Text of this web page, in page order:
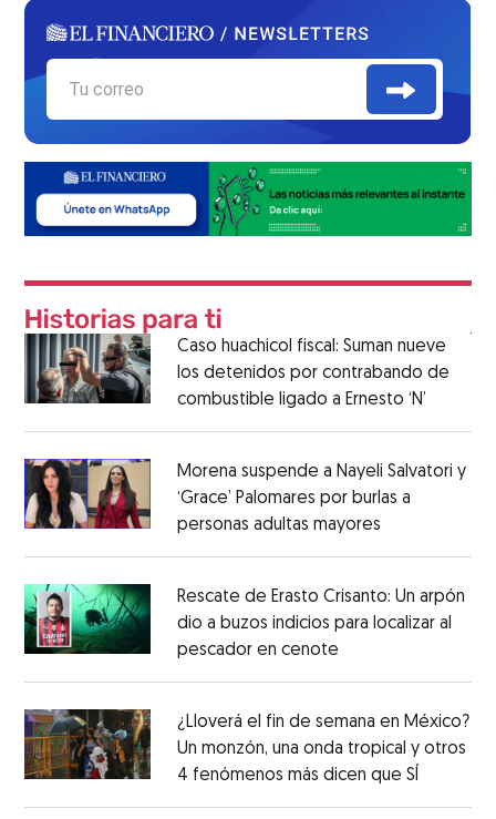
Caso huachicol fiscal: Suman nueve
los detenidos por contrabando de
combustible ligado a Ernesto ‘N’
Morena suspende a Nayeli Salvatori y
‘Grace’ Palomares por burlas a
personas adultas mayores
Rescate de Erasto Crisanto: Un arpón
dio a buzos indicios para localizar al
pescador en cenote
¿Lloverá el fin de semana en México?
Un monzón, una onda tropical y otros
4 fenómenos más dicen que SÍ